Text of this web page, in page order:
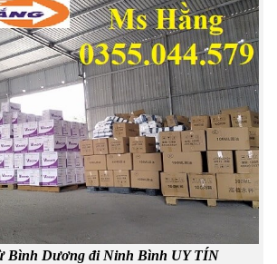
Bình Dương đi Ninh Bình UY TÍN